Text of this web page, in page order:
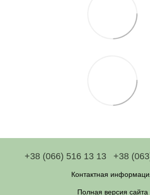
+38 (066) 516 13 13 +38
Контактная
Полная версия сайта